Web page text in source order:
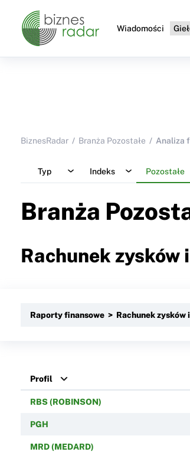
Wiadomości
BiznesRadar Branża Pozostałe Analiza
Typ Indeks Pozostałe
Branża
Rachunek
Raporty finansowe > Rachunek zysków
Profil
RBS (ROBINSON)
PGH
MRD (MEDARD)